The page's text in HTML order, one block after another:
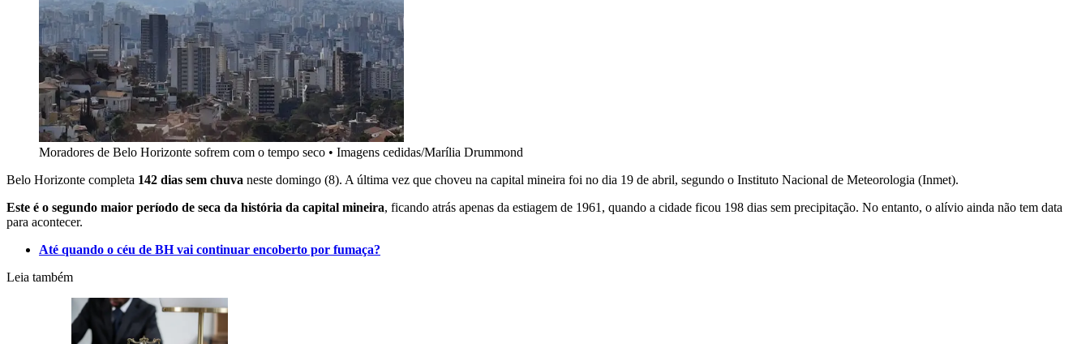
Moradores de Belo Horizonte sofrem com o tempo seco • Imagens cedidas/Marília Drummond
Belo Horizonte completa 142 dias sem chuva neste domingo (8). A última vez que choveu na capital mineira foi no dia 19 de abril, segundo o Instituto Nacional de Meteorologia (Inmet).
Este é o segundo maior período de seca da história da capital mineira, ficando atrás apenas da estiagem de 1961, quando a cidade ficou 198 dias sem precipitação. No entanto, o alívio ainda não tem data
para acontecer.
Até quando o céu de BH vai continuar encoberto por fumaça?
Leia também